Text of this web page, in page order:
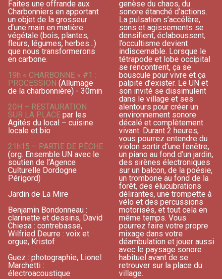
Faites une offrande aux
Charbonniers en apportant
un objet de la grosseur
d’une main en matière
végétale (bois, plantes,
fleurs, légumes, herbes...)
que nous transformerons
en carbone.
19h « CHARBONNE » #1 :
PROCESSION (Allumage
de la charbonnière) - 30min
20H – RESTAURATION
SUR LA PLACE par les
Agités du local – cuisine
locale et bio
21h15 – PARTIE DE PÊCHE
(org. Ensemble UN avec le
soutien de l’Agence
Culturelle Dordogne
Périgord)
Jardin de La Mire
Benjamin Bondonneau :
clarinette et dessins, David
Chiesa : contrebasse,
Wilfried Deurre : voix et
orgue, Kristof
Guez : photographie, Lionel
Marchetti :
électroacoustique
genèse du chaos, du
sonore étanché d’actions.
La pulsation s’accélère,
sons et agissements se
densifient, éclaboussent,
l’occultisme devient
indiscernable. Lorsque le
tétrapode et lobe occipital
se rencontrent, ça se
bouscule pour vivre et ça
palpite d’exister. Le UN et
son invité se dissimulent
dans le village et ses
alentours pour créer un
environnement sonore
décalé et complètement
vivant. Durant 2 heures,
vous pourrez entendre du
violon sortir d’une fenêtre,
un piano au fond d’un jardin,
des sirènes électroniques
sur un balcon, de la poésie,
un trombone au fond de la
forêt, des élucubrations
délirantes, une trompette à
vélo et des percussions
motorisés, et tout cela en
même temps. Vous
pourrez faire votre propre
mixage dans votre
déambulation et jouer aussi
avec le paysage sonore
habituel avant de se
retrouver sur la place du
village.